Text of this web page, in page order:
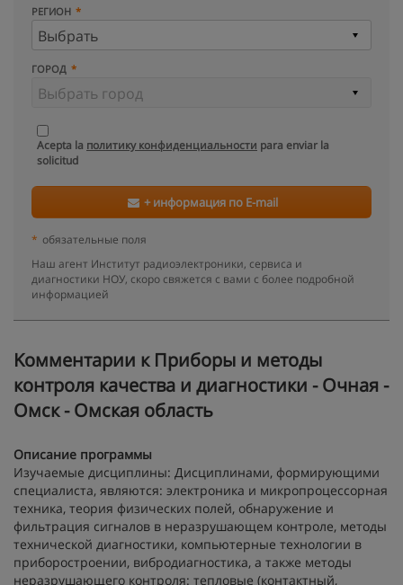
РЕГИОН
ГОРОД
Acepta la политику конфиденциальности para enviar la
solicitud
+ информация по E-mail
* обязательные поля
Наш агент Институт радиоэлектроники, сервиса и
диагностики НОУ, скоро свяжется с вами с более подробной
информацией
Kомментарии к Приборы и методы
контроля качества и диагностики - Очная -
Омск - Омская область
Описание программы
Изучаемые дисциплины: Дисциплинами, формирующими
специалиста, являются: электроника и микропроцессорная
техника, теория физических полей, обнаружение и
фильтрация сигналов в неразрушающем контроле, методы
технической диагностики, компьютерные технологии в
приборостроении, вибродиагностика, а также методы
неразрушающего контроля: тепловые (контактный,